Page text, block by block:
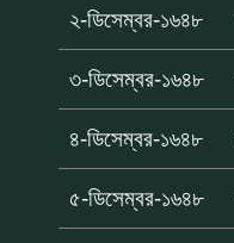
২-ডিসেম্বর-১৬৪৮
৩-ডিসেম্বর-১৬৪৮
৪-ডিসেম্বর-১৬৪৮
৫-ডিসেম্বর-১৬৪৮